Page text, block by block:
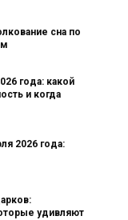
сна по
года: какой
и когда
2026 года:
удивляют